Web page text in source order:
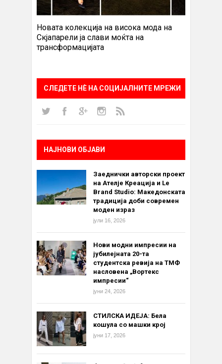
Новата колекција на висока мода на
Скјапарели ја слави моќта на
трансформацијата
СЛЕДЕТЕ НÈ НА СОЦИЈАЛНИТЕ МРЕЖИ
НАЈНОВИ ОБЈАВИ
Заеднички авторски проект
на Ателје Креација и Le
Brand Studio: Македонската
традиција доби современ
моден израз
јули 16, 2026
Нови модни импресии на
јубилејната 20-та
студентска ревија на ТМФ
насловена „Вортекс
импресии“
јуни 24, 2026
СТИЛСКА ИДЕЈА: Бела
кошула со машки крој
јуни 17, 2026